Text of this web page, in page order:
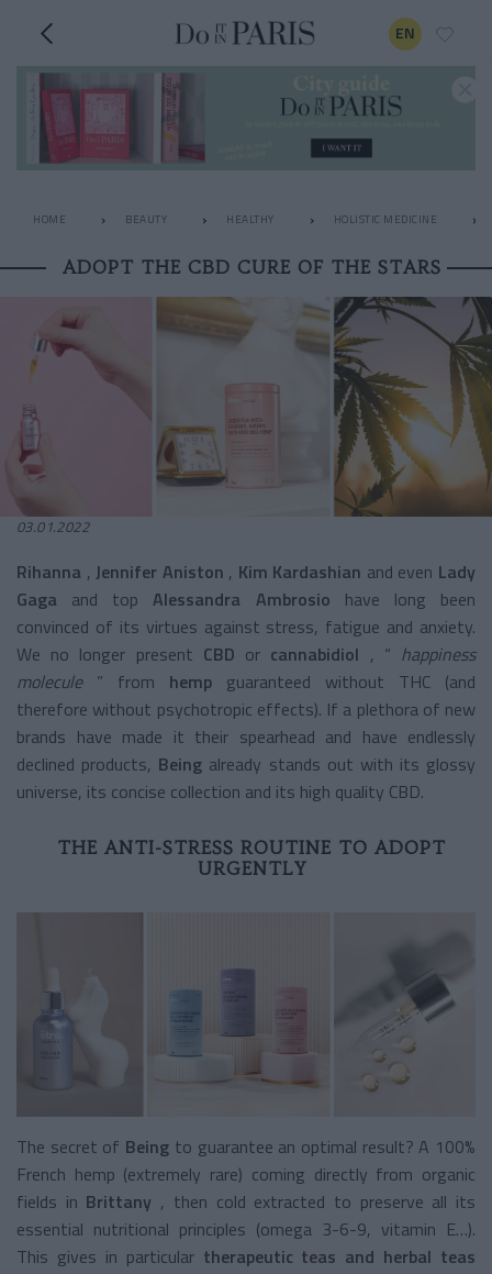
EN
HOME BEAUTY HEALTHY HOLISTIC MEDICINE
ADOPT THE CBD CURE OF THE STARS
03.01.2022
Rihanna , Jennifer Aniston , Kim Kardashian and even Lady
Gaga
and top Alessandra Ambrosio
have long been
convinced of its virtues against stress, fatigue and anxiety.
We no longer present CBD or cannabidiol , “ happiness
molecule ” from hemp guaranteed without THC (and
therefore without psychotropic effects). If a plethora of new
brands have made it their spearhead and have endlessly
declined products, Being already stands out with its glossy
universe, its concise collection and its high quality CBD.
THE ANTI-STRESS ROUTINE TO ADOPT
URGENTLY
The secret of Being to guarantee an optimal result? A 100%
French hemp (extremely rare) coming directly from organic
fields in Brittany , then cold extracted to preserve all its
essential nutritional principles (omega 3-6-9, vitamin E…).
This gives in particular therapeutic teas and herbal teas